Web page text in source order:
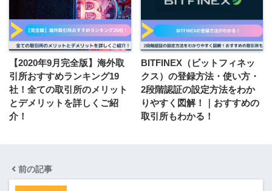
【2020年9月完全版】海外取
引所おすすめランキング19
社！全ての取引所のメリット
とデメリットを詳しくご紹
介！
BITFINEX（ビットフィネッ
クス）の登録方法・使い方・
2段階認証の設定方法をわか
りやすく図解！｜おすすめの
取引所もわかる！
前の記事